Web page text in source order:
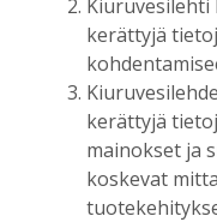
mukana, joskaan ei
kulmamiehenä ja
Matti Lappalainen
nimeä oli yritetty
puolelle, mutta
myöten. Kenties
Se toisi varmasti lisää
Kiuruvesilehti
kerättyjä
kerättyjä
mainokset ja
koskevat